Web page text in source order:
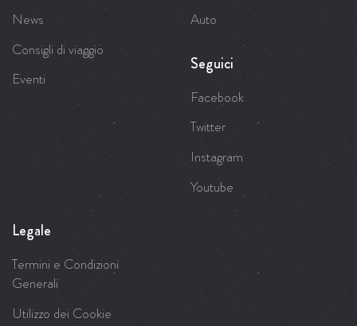
News
Consigli di viaggio
Eventi
Auto
Seguici
Facebook
Twitter
Instagram
Youtube
Legale
Termini e Condizioni
Generali
Utilizzo dei Cookie